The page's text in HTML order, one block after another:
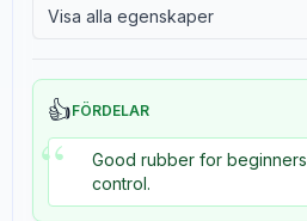
Visa alla egenskaper
👍FÖRDELAR
“
Good rubber for
control.